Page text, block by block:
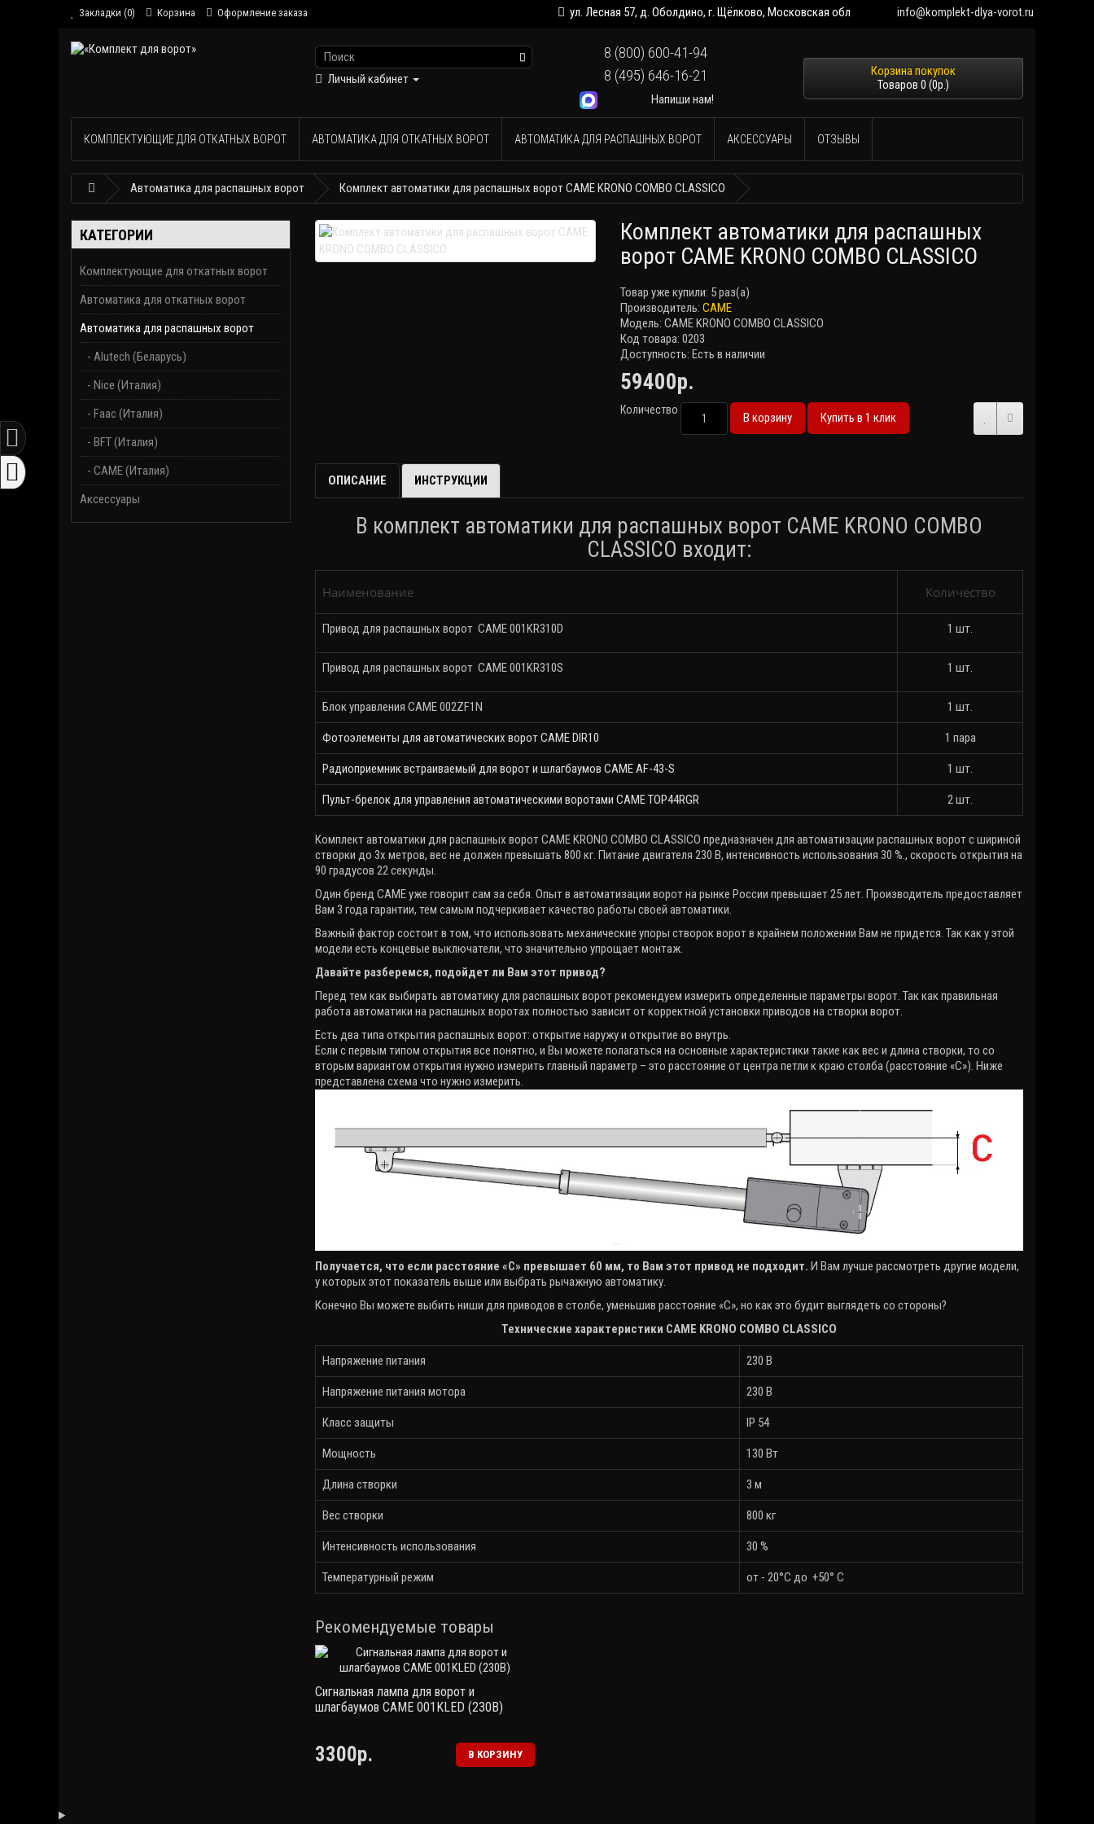
ул. Лесная 57, д. Оболдино, г. Щёлково, Московская обл info@komplekt-dlya-vorot.ru
Закладки (0) Корзина Оформление заказа
Личный кабинет
8 (800) 600-41-94
8 (495) 646-16-21
Напиши нам!
Товаров 0 (0р.)
КОМПЛЕКТУЮЩИЕ ДЛЯ ОТКАТНЫХ ВОРОТ АВТОМАТИКА ДЛЯ ОТКАТНЫХ ВОРОТ АВТОМАТИКА ДЛЯ РАСПАШНЫХ ВОРОТ АКСЕССУАРЫ ОТЗЫВЫ
Автоматика для распашных ворот Комплект автоматики для распашных ворот CAME KRONO COMBO CLASSICO
КАТЕГОРИИ
Комплектующие для откатных ворот
Автоматика для откатных ворот
Автоматика для распашных ворот
- Alutech (Беларусь)
- Nice (Италия)
- Faac (Италия)
- BFT (Италия)
- CAME (Италия)
Аксессуары
Комплект автоматики для распашных
ворот CAME KRONO COMBO CLASSICO
Товар уже купили: 5 раз(а)
Производитель: CAME
Модель: CAME KRONO COMBO CLASSICO
Код товара: 0203
Доступность: Есть в наличии
59400р.
Количество
В корзину Купить в 1 клик
ОПИСАНИЕ ИНСТРУКЦИИ
В комплект автоматики для распашных ворот CAME KRONO COMBO
CLASSICO входит:
Наименование Количество
Привод для распашных ворот CAME 001KR310D 1 шт.
Привод для распашных ворот CAME 001KR310S 1 шт.
Блок управления CAME 002ZF1N 1 шт.
Фотоэлементы для автоматических ворот CAME DIR10 1 пара
Радиоприемник встраиваемый для ворот и шлагбаумов CAME AF-43-S 1 шт.
Пульт-брелок для управления автоматическими воротами CAME TOP44RGR 2 шт.
Комплект автоматики для распашных ворот CAME KRONO COMBO CLASSICO предназначен для автоматизации распашных ворот с шириной
створки до 3х метров, вес не должен превышать 800 кг. Питание двигателя 230 В, интенсивность использования 30 %., скорость открытия на
90 градусов 22 секунды.
Один бренд CAMEуже говорит сам за себя. Опыт в автоматизации ворот на рынке России превышает 25 лет. Производитель предоставляет
Вам 3 года гарантии, тем самым подчеркивает качество работы своей автоматики.
Важный фактор состоит в том, что использовать механические упоры створок ворот в крайнем положении Вам не придется. Так как у этой
модели есть концевые выключатели, что значительно упрощает монтаж.
Давайте разберемся, подойдет ли Вам этот привод?
Перед тем как выбирать автоматику для распашных ворот рекомендуем измерить определенные параметры ворот. Так как правильная
работа автоматики на распашных воротах полностью зависит от корректной установки приводов на створки ворот.
Есть два типа открытия распашных ворот: открытие наружу и открытие во внутрь.
Если с первым типом открытия все понятно, и Вы можете полагаться на основные характеристики такие как вес и длина створки, то со
вторым вариантом открытия нужно измерить главный параметр – это расстояние от центра петли к краю столба (расстояние «С»). Ниже
представлена схема что нужно измерить.
Получается, что если расстояние «С» превышает 60 мм, то Вам этот привод не подходит. И Вам лучше рассмотреть другие модели,
у которых этот показатель выше или выбрать рычажную автоматику.
Конечно Вы можете выбить ниши для приводов в столбе, уменьшив расстояние «С», но как это будит выглядеть со стороны?
Технические характеристики CAME KRONO COMBO CLASSICO
Напряжение питания 230 В
Напряжение питания мотора 230 В
Класс защиты IP 54
Мощность 130 Вт
Длина створки 3 м
Вес створки 800 кг
Интенсивность использования 30 %
Температурный режим от - 20°С до +50° C
Рекомендуемые товары
Сигнальная лампа для ворот и
шлагбаумов CAME 001KLED (230В)
3300р. В КОРЗИНУ